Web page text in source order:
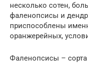
несколько сотен,
фаленопсисы и
приспособлены
оранжерейных,
Фаленопсисы –